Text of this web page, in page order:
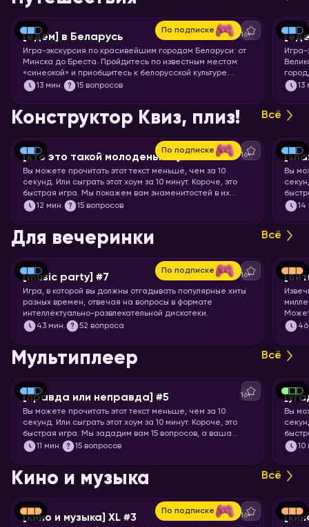
По подписке
[едем] в Беларусь 16+
Игра-экскурсия по красивейшим городам Беларуси: от
Минска до Бреста. Пройдитесь по известным местам
«синеокой» и приобщитесь к белорусской культуре.
Скорее запускайте хоум!
13 мин. 15 вопросов
Игра-
13
Конструктор Квиз, плиз! Всё
По подписке
[кто это такой молоденький] #5 16+
Вы можете прочитать этот текст меньше, чем за 10
секунд. Или сыграть этот хоум за 10 минут. Короче, это
быстрая игра. Мы покажем вам знаменитостей в их
раннем возрасте, а ваша задача – узнать их.
12 мин. 15 вопросов
Вы
14
Для вечеринки Всё
По подписке
[music party] #7 16+
Игра, в которой вы должны отгадывать популярные хиты
разных времен, отвечая на вопросы в формате
интеллектуально-развлекательной дискотеки.
43 мин. 52 вопроса
что-46
Мультиплеер Всё
[правда или неправда] #5 16+
Вы можете прочитать этот текст меньше, чем за 10
секунд. Или сыграть этот хоум за 10 минут. Короче, это
быстрая игра. Мы зададим вам 15 вопросов, а ваша
задача – угадать, правда это или нет.
11 мин. 15 вопросов
Вы
10
Кино и музыка Всё
По подписке
[кино и музыка] XL #3 16+